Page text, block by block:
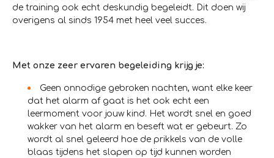
de training ook echt deskundig begeleidt. Dit doen wij
overigens al sinds 1954 met heel veel succes.
Met onze zeer ervaren begeleiding krijg je:
Geen onnodige gebroken nachten, want elke keer
dat het alarm af gaat is het ook echt een
leermoment voor jouw kind. Het wordt snel en goed
wakker van het alarm en beseft wat er gebeurt. Zo
wordt al snel geleerd hoe de prikkels van de volle
blaas tijdens het slapen op tijd kunnen worden